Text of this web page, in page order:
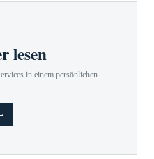
lesen
in einem persönlichen